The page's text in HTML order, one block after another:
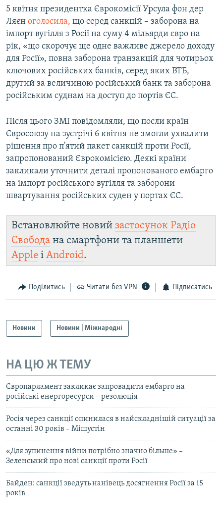
5 квітня президентка Єврокомісії Урсула фон дер
Ляєн оголосила, що серед санкцій – заборона на
імпорт вугілля з Росії на суму 4 мільярди євро на
рік, «що скорочує ще одне важливе джерело доходу
для Росії», повна заборона транзакцій для чотирьох
ключових російських банків, серед яких ВТБ,
другий за величиною російський банк та заборона
російським суднам на доступ до портів ЄС.
Після цього ЗМІ повідомляли, що посли країн
Євросоюзу на зустрічі 6 квітня не змогли ухвалити
рішення про п'ятий пакет санкцій проти Росії,
запропонований Єврокомісією. Деякі країни
закликали уточнити деталі пропонованого ембарго
на імпорт російського вугілля та заборони
швартування російських суден у портах ЄС.
Встановлюйте новий застосунок Радіо
Свобода на смартфони та планшети
Apple і Android.
Поділитись Читати без VPN Підписатись
Новини Новини | Міжнародні
НА ЦЮ Ж ТЕМУ
Європарламент закликає запровадити ембарго на
російські енергоресурси – резолюція
Росія через санкції опинилася в найскладнішій ситуації за
останні 30 років – Мішустін
«Для зупинення війни потрібно значно більше» –
Зеленський про нові санкції проти Росії
Байден: санкції зведуть нанівець досягнення Росії за 15
років